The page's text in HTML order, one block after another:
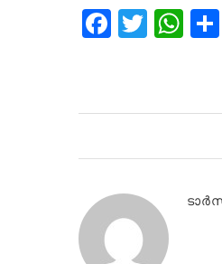
Facebook
Twitter